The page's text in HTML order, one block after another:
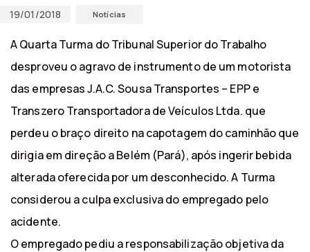
19/01/2018 Notícias
A Quarta Turma do Tribunal Superior do Trabalho
desproveu o agravo de instrumento de um motorista
das empresas J.A.C. Sousa Transportes – EPP e
Transzero Transportadora de Veículos Ltda. que
perdeu o braço direito na capotagem do caminhão que
dirigia em direção a Belém (Pará), após ingerir bebida
alterada oferecida por um desconhecido. A Turma
considerou a culpa exclusiva do empregado pelo
acidente.
O empregado pediu a responsabilização objetiva da